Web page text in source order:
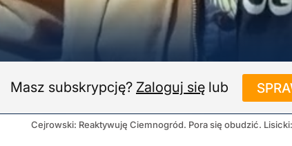
Masz subskrypcję? Zaloguj się lub
Cejrowski: Reaktywuję Ciemnogród. Pora się obudzić.